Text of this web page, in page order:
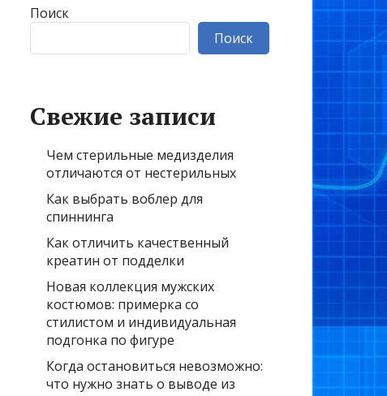
Поиск
Поиск
Свежие записи
Чем стерильные медизделия
отличаются от нестерильных
Как выбрать воблер для
спиннинга
Как отличить качественный
креатин от подделки
Новая коллекция мужских
костюмов: примерка со
стилистом и индивидуальная
подгонка по фигуре
Когда остановиться невозможно:
что нужно знать о выводе из